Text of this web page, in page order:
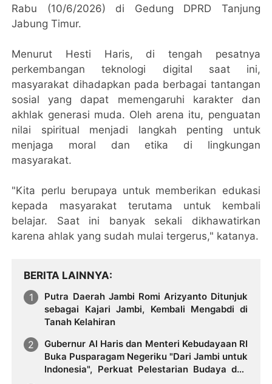
Rabu (10/6/2026) di Gedung DPRD Tanjung
Jabung Timur.
Menurut Hesti Haris, di tengah pesatnya
perkembangan teknologi digital saat ini,
masyarakat dihadapkan pada berbagai tantangan
sosial yang dapat memengaruhi karakter dan
akhlak generasi muda. Oleh arena itu, penguatan
nilai spiritual menjadi langkah penting untuk
menjaga moral dan etika di lingkungan
masyarakat.
"Kita perlu berupaya untuk memberikan edukasi
kepada masyarakat terutama untuk kembali
belajar. Saat ini banyak sekali dikhawatirkan
karena ahlak yang sudah mulai tergerus," katanya.
BERITA LAINNYA
Putra Daerah Jambi Romi Arizyanto Ditunjuk
sebagai Kajari Jambi, Kembali Mengabdi di
Tanah Kelahiran
Gubernur Al Haris dan Menteri Kebudayaan RI
Buka Pusparagam Negeriku "Dari Jambi untuk
Indonesia", Perkuat Pelestarian Budaya dan